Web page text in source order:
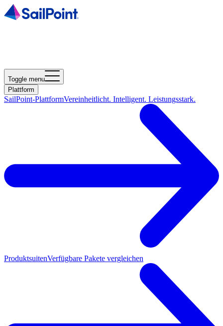
Toggle menu
Plattform
SailPoint-PlattformVereinheitlicht. Intelligent. Leistungsstark.
ProduktsuitenVerfügbare Pakete vergleichen